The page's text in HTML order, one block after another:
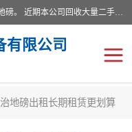
本公司常年出售回收二手地磅，回收出售二手地磅。 近期本公司回收大量二手地磅，型号齐全，宽度从2米到3.5米，长度5米到25米，承重吨位从10到200吨，成色7—9成新。 ? 使用年限6个月至2年，产品来源于个人闲置品，工矿企业停用品，因小换大而来。 精准度和新的一样， 二手地磅是内行人的选择，打个电话就省钱朋友您好等什么
有限公司
地磅出租长期租赁更划算